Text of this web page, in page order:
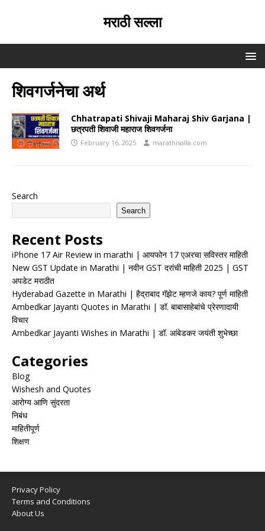
मराठी सल्ला
शिवगर्जनेचा अर्थ
Chhatrapati Shivaji Maharaj Shiv Garjana |
छत्रपती शिवाजी महाराज शिवगर्जना
February 16, 2025 marathisalla.com
Search
Search
Recent Posts
iPhone 17 Air Review in marathi | आयफोन 17 एअरचा सविस्तर माहिती
New GST Update in Marathi | नवीन GST दरांची माहिती 2025 | GST
अपडेट मराठीत
Hyderabad Gazette in Marathi | हैद्राबाद गॅझेट म्हणजे काय? पूर्ण माहिती
Ambedkar Jayanti Quotes in Marathi | डॉ. बाबासाहेबांचे प्रेरणादायी
विचार
Ambedkar Jayanti Wishes in Marathi | डॉ. आंबेडकर जयंती शुभेच्छा
Categories
Blog
Wishesh and Quotes
आरोग्य आणि सुंदरता
निबंध
माहितीपूर्ण
शिक्षण
Privacy Policy
Terms and Conditions
About Us